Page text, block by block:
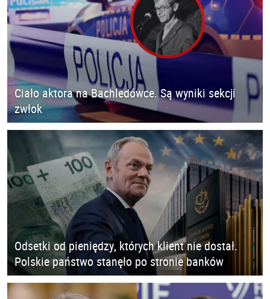
Ciało aktora na Bachledówce. Są wyniki sekcji
zwłok
Odsetki od pieniędzy, których klient nie dostał.
Polskie państwo stanęło po stronie banków